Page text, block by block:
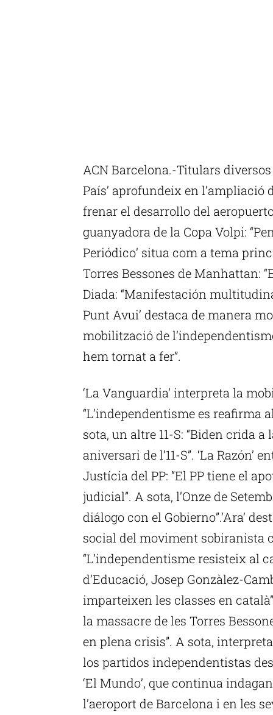
ACN Barcelona.-Titulars
País’ aprofundeix en l’ampliació
frenar el desarrollo del
guanyadora de la Copa Volpi:
Periódico’ situa com a tema
Torres Bessones de Manhattan:
Diada: “Manifestación
Punt Avui’ destaca de manera
mobilització de
hem tornat a fer”.
‘La Vanguardia’ interpreta la
“L’independentisme es reafirma
sota, un altre 11-S: “Biden crida
aniversari de l’11-S”. ‘La
Justícia del PP: “El PP tiene el
judicial”. A sota, l’Onze de
diálogo con el Gobierno”.’Ara’
social del moviment sobiranista
“L’independentisme resisteix al
d’Educació, Josep Gonzàlez-
imparteixen les classes en
la massacre de les Torres
en plena crisis”. A sota,
los partidos independentistas
‘El Mundo’, que continua
l’aeroport de Barcelona i en les